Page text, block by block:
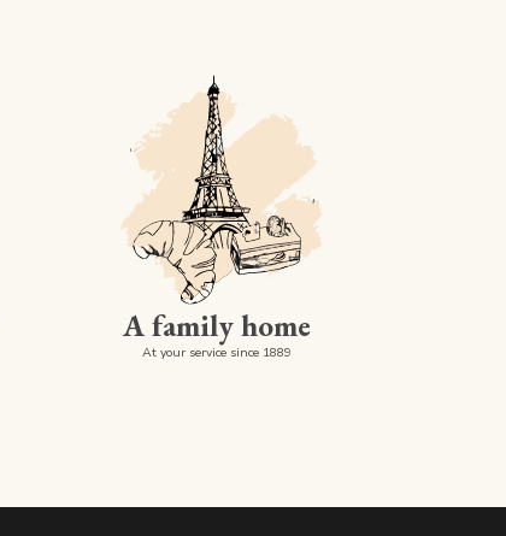
A family home
At your service since 1889